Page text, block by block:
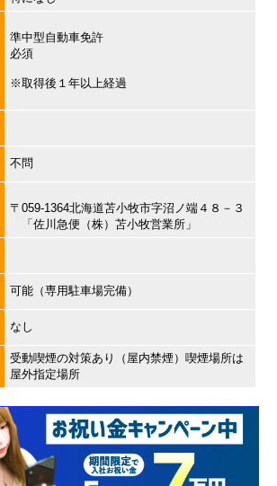
準中型自動車免許
必須
※取得後１年以上経過
不問
〒059-1364北海道苫小牧市字沼ノ端４８－３
「佐川急便（株）苫小牧営業所」
可能（専用駐車場完備）
なし
受動喫煙の対策あり（屋内禁煙）喫煙場所は
屋外指定場所